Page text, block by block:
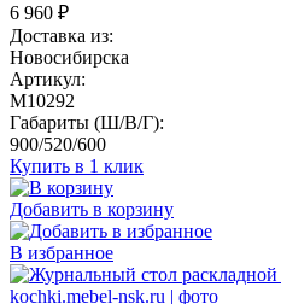
6 960 ₽
Доставка из:
Новосибирска
Артикул:
M10292
Габариты (Ш/В/Г):
900/520/600
Купить в 1 клик
Добавить в корзину
В избранное